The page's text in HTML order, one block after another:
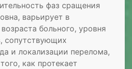
фаз сращения
варьирует в
больного, уровня
сопутствующих
и локализации перелома,
как протекает